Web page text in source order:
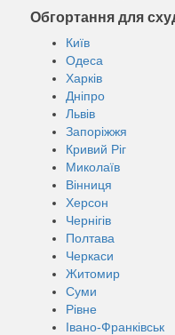
Обгортання для
Київ
Одеса
Харків
Дніпро
Львів
Запоріжжя
Кривий Ріг
Миколаїв
Вінниця
Херсон
Чернігів
Полтава
Черкаси
Житомир
Суми
Рівне
Івано-Франківськ